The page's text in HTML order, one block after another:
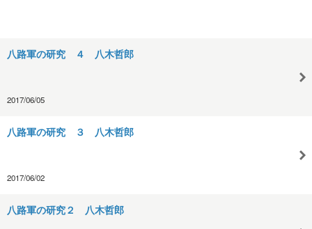
八路軍の研究 ４ 八木哲郎
2017/06/05
八路軍の研究 ３ 八木哲郎
2017/06/02
八路軍の研究２ 八木哲郎